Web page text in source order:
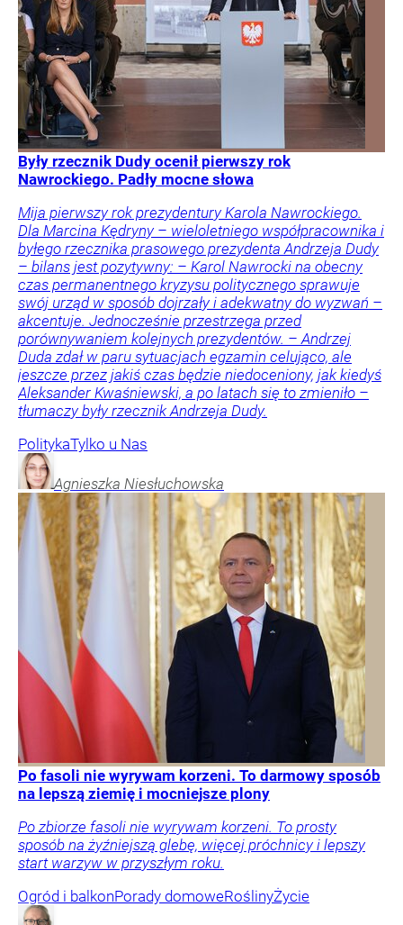
Były rzecznik Dudy ocenił pierwszy rok
Nawrockiego. Padły mocne słowa
Mija pierwszy rok prezydentury Karola Nawrockiego.
Dla Marcina Kędryny – wieloletniego współpracownika i
byłego rzecznika prasowego prezydenta Andrzeja Dudy
– bilans jest pozytywny: – Karol Nawrocki na obecny
czas permanentnego kryzysu politycznego sprawuje
swój urząd w sposób dojrzały i adekwatny do wyzwań –
akcentuje. Jednocześnie przestrzega przed
porównywaniem kolejnych prezydentów. – Andrzej
Duda zdał w paru sytuacjach egzamin celująco, ale
jeszcze przez jakiś czas będzie niedoceniony, jak kiedyś
Aleksander Kwaśniewski, a po latach się to zmieniło –
tłumaczy były rzecznik Andrzeja Dudy.
PolitykaTylko u Nas
Agnieszka Niesłuchowska
Po fasoli nie wyrywam korzeni. To darmowy sposób
na lepszą ziemię i mocniejsze plony
Po zbiorze fasoli nie wyrywam korzeni. To prosty
sposób na żyźniejszą glebę, więcej próchnicy i lepszy
start warzyw w przyszłym roku.
Ogród i balkonPorady domoweRoślinyŻycie